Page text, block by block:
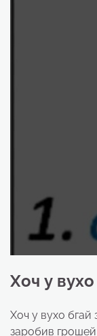
Хоч у
Хоч у вухо бгай
заробив